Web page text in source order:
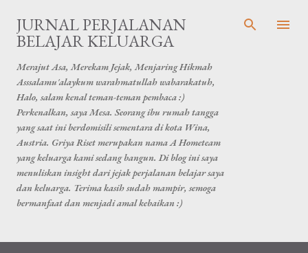
Skip to main content
JURNAL PERJALANAN
BELAJAR KELUARGA
Merajut Asa, Merekam Jejak, Menjaring Hikmah
Asssalamu'alaykum warahmatullah wabarakatuh,
Halo, salam kenal teman-teman pembaca :)
Perkenalkan, saya Mesa. Seorang ibu rumah tangga
yang saat ini berdomisili sementara di kota Wina,
Austria. Griya Riset merupakan nama A Hometeam
yang keluarga kami sedang bangun. Di blog ini saya
menuliskan insight dari jejak perjalanan belajar saya
dan keluarga. Terima kasih sudah mampir, semoga
bermanfaat dan menjadi amal kebaikan :)